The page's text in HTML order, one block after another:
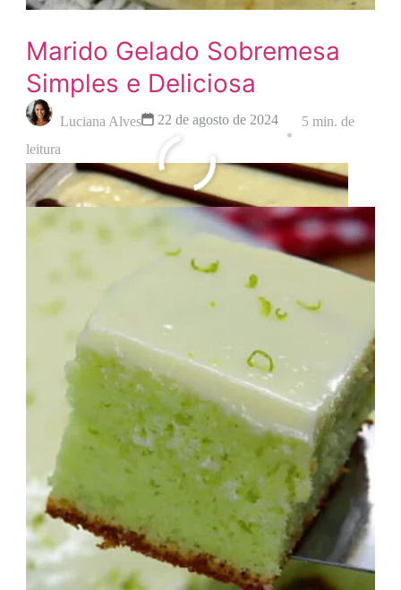
Marido Gelado Sobremesa
Simples e Deliciosa
Luciana Alves 22 de agosto de 2024
5 min. de
leitura
Leia mais